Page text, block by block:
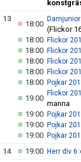
13
18:00
(Flickor
18:00 Flickor
18:00 Flickor
18:00 Flickor
18:00 Flickor
18:00 Pojkar
19:00
Flickor
manna
19:00 Pojkar
19:00 Pojkar
19:00 Pojkar
14
19:00 Herr div 6